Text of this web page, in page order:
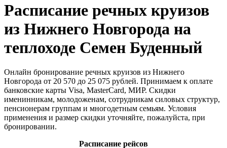
Расписание речных круизов
из Нижнего Новгорода на
теплоходе Семен Буденный
Онлайн бронирование речных круизов из Нижнего
Новгорода от 20 570 до 25 075 рублей. Принимаем к оплате
банковские карты Visa, MasterCard, МИР. Скидки
именинникам, молодоженам, сотрудникам силовых структур,
пенсионерам группам и многодетным семьям. Условия
применения и размер скидки уточняйте, пожалуйста, при
бронировании.
Расписание рейсов